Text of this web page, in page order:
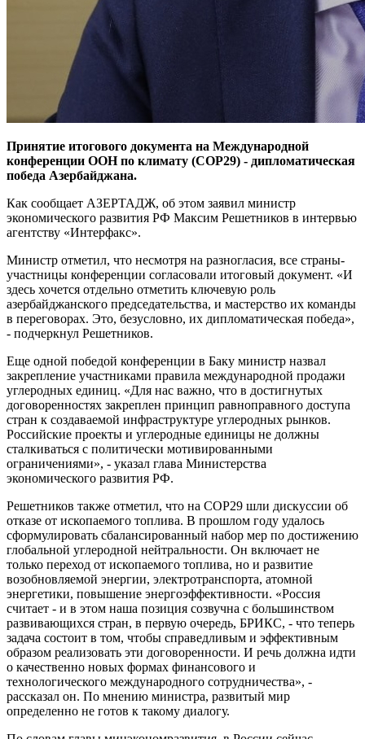
Принятие итогового документа на Международной
конференции ООН по климату (COP29) - дипломатическая
победа Азербайджана.
Как сообщает АЗЕРТАДЖ, об этом заявил министр
экономического развития РФ Максим Решетников в интервью
агентству «Интерфакс».
Министр отметил, что несмотря на разногласия, все страны-
участницы конференции согласовали итоговый документ. «И
здесь хочется отдельно отметить ключевую роль
азербайджанского председательства, и мастерство их команды
в переговорах. Это, безусловно, их дипломатическая победа»,
- подчеркнул Решетников.
Еще одной победой конференции в Баку министр назвал
закрепление участниками правила международной продажи
углеродных единиц. «Для нас важно, что в достигнутых
договоренностях закреплен принцип равноправного доступа
стран к создаваемой инфраструктуре углеродных рынков.
Российские проекты и углеродные единицы не должны
сталкиваться с политически мотивированными
ограничениями», - указал глава Министерства
экономического развития РФ.
Решетников также отметил, что на COP29 шли дискуссии об
отказе от ископаемого топлива. В прошлом году удалось
сформулировать сбалансированный набор мер по достижению
глобальной углеродной нейтральности. Он включает не
только переход от ископаемого топлива, но и развитие
возобновляемой энергии, электротранспорта, атомной
энергетики, повышение энергоэффективности. «Россия
считает - и в этом наша позиция созвучна с большинством
развивающихся стран, в первую очередь, БРИКС, - что теперь
задача состоит в том, чтобы справедливым и эффективным
образом реализовать эти договоренности. И речь должна идти
о качественно новых формах финансового и
технологического международного сотрудничества», -
рассказал он. По мнению министра, развитый мир
определенно не готов к такому диалогу.